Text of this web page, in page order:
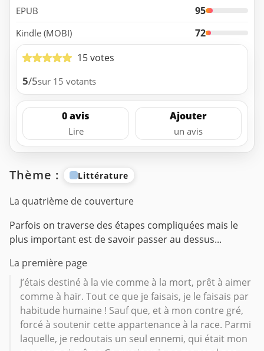
EPUB 95
Kindle (MOBI)
72
15 votes
5/5sur 15 votants
0 avis
Lire
Ajouter
un avis
Thème : Littérature
La quatrième de couverture
Parfois on traverse des étapes compliquées mais le
plus important est de savoir passer au dessus...
La première page
J’étais destiné à la vie comme à la mort, prêt à aimer
comme à haïr. Tout ce que je faisais, je le faisais par
habitude humaine ! Sauf que, et à mon contre gré,
forcé à soutenir cette appartenance à la race. Parmi
laquelle, je redoutais un seul ennemi, qui était mon